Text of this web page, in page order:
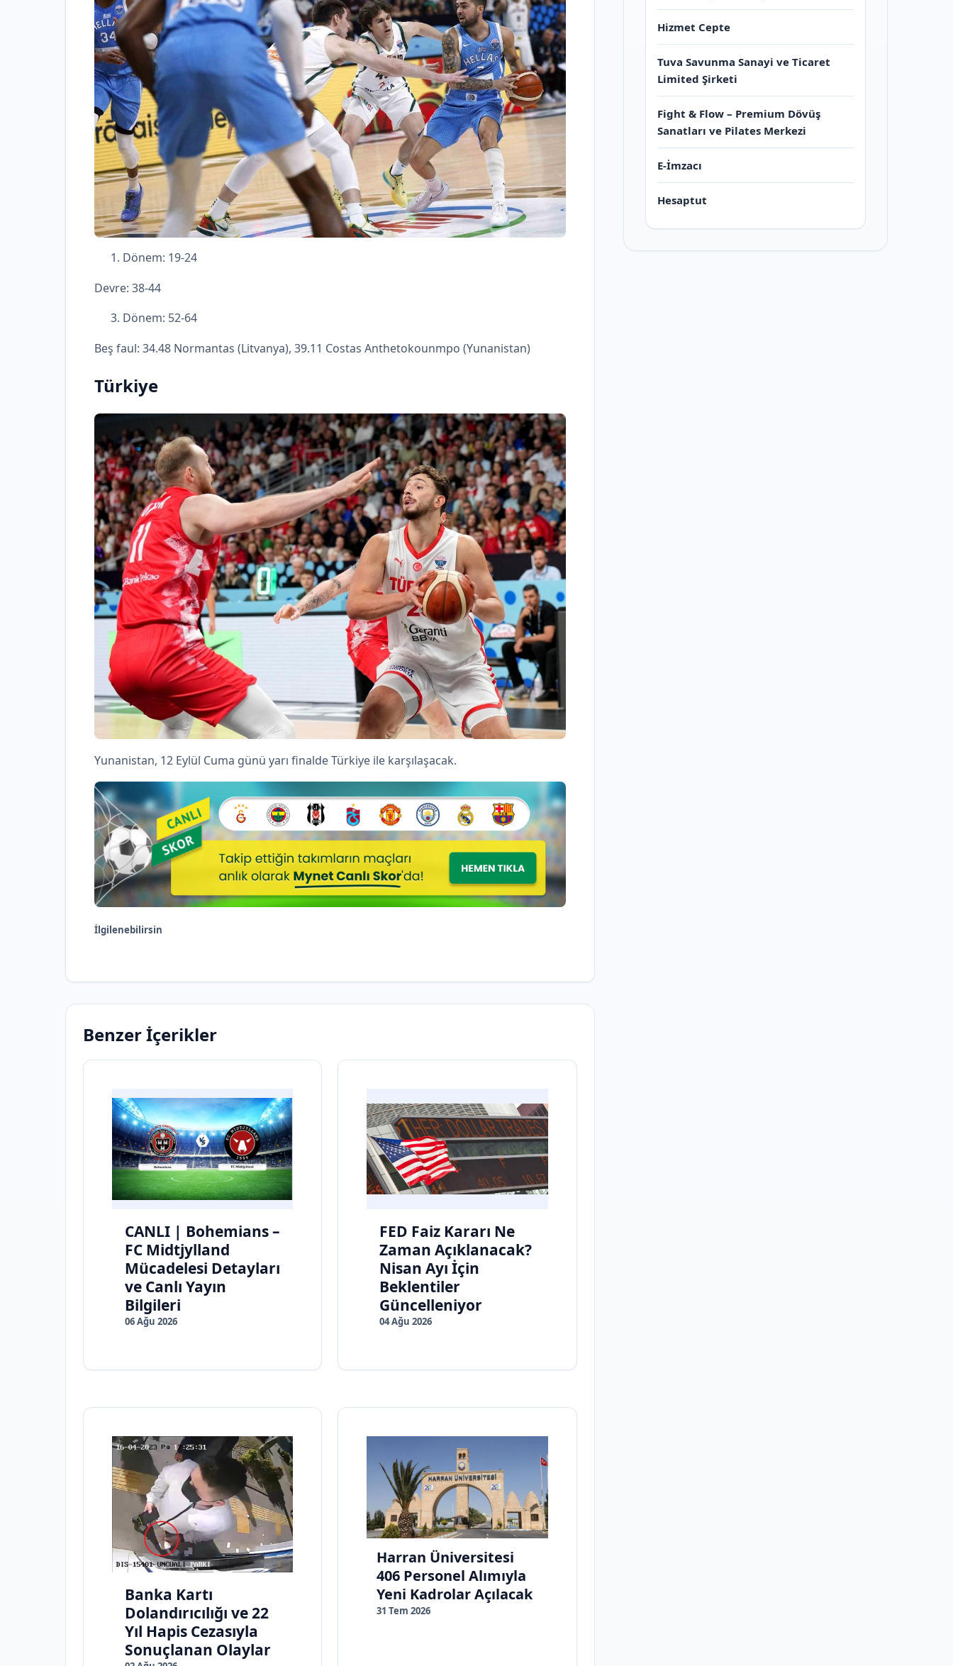
Dönem: 19-24
Devre: 38-44
Dönem: 52-64
Beş faul: 34.48 Normantas (Litvanya), 39.11 Costas Anthetokounmpo (Yunanistan)
Türkiye
Yunanistan, 12 Eylül Cuma günü yarı finalde Türkiye ile karşılaşacak.
İlgilenebilirsin
Benzer İçerikler
CANLI | Bohemians –
FC Midtjylland
Mücadelesi Detayları
ve Canlı Yayın
Bilgileri
06 Ağu 2026
FED Faiz Kararı Ne
Zaman Açıklanacak?
Nisan Ayı İçin
Beklentiler
Güncelleniyor
04 Ağu 2026
Banka Kartı
Dolandırıcılığı ve 22
Yıl Hapis Cezasıyla
Sonuçlanan Olaylar
Harran Üniversitesi
406 Personel Alımıyla
Yeni Kadrolar Açılacak
31 Tem 2026
Hizmet Cepte
Tuva Savunma Sanayi ve Ticaret
Limited Şirketi
Fight & Flow – Premium Dövüş
Sanatları ve Pilates Merkezi
E-İmzacı
Hesaptut